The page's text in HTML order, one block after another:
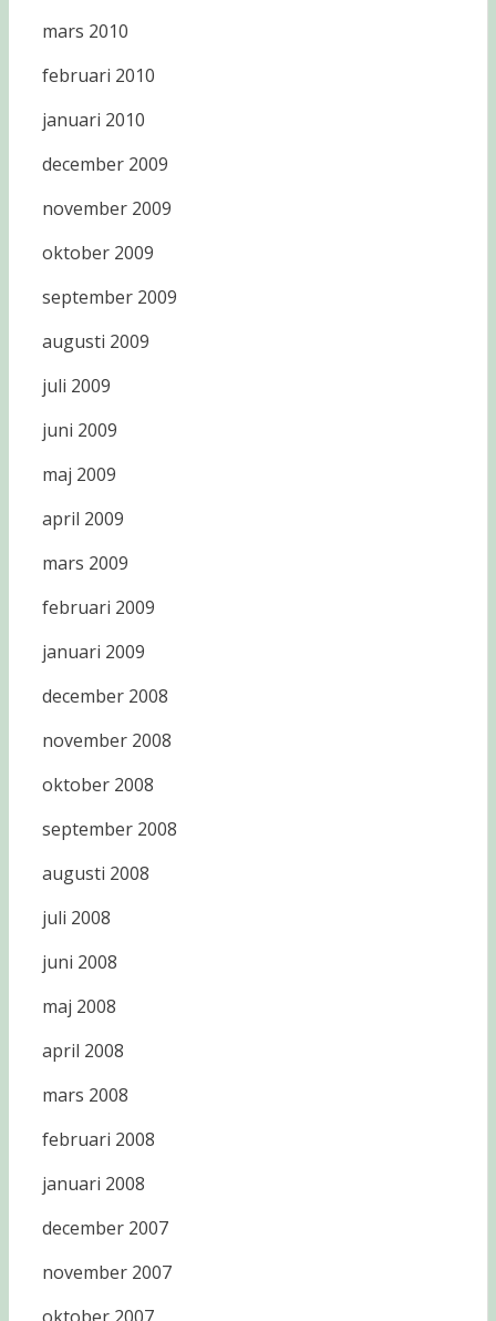
mars 2010
februari 2010
januari 2010
december 2009
november 2009
oktober 2009
september 2009
augusti 2009
juli 2009
juni 2009
maj 2009
april 2009
mars 2009
februari 2009
januari 2009
december 2008
november 2008
oktober 2008
september 2008
augusti 2008
juli 2008
juni 2008
maj 2008
april 2008
mars 2008
februari 2008
januari 2008
december 2007
november 2007